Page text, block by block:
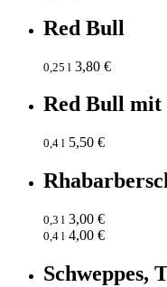
Red Bull
0,25 l 3,80 €
Red Bull
0,4 l 5,50 €
0,3 l 3,00 €
0,4 l 4,00 €
Schweppes,